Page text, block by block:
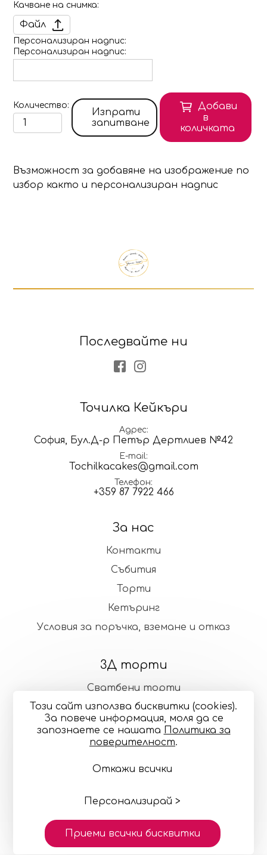
Качване на снимка
Файл
Персонализиран надпис
Персонализиран надпис
Количество
Изпрати
запитване
Добави
в
количката
Възможност за добавяне на изображение по
избор както и персонализиран надпис
За нас
Контакти
Събития
Торти
Кетъринг
Условия за поръчка, вземане и отказ
3Д торти
Сватбени торти
Стандартни торти
Точилка Кейкъри
Адрес
София, Бул.Д-р Петър Дертлиев №42
E-mail
Tochilkacakes@gmail.com
Телефон
+359 87 7922 466
Последвайте ни
Facebook
правото на малки корекции в декорацията и
цветовете
Онлайн разрешаване на спорове
Изработка на сайт върху Creativiso® Xpress™
(v1.50.18)
* 1 EUR = 1.95583 BGN
Този сайт използва бисквитки (cookies).
За повече информация, моля да се
запознаете се нашaтa Политика за
поверителност.
Откажи всички
Персонализирай >
Приеми всички бисквитки